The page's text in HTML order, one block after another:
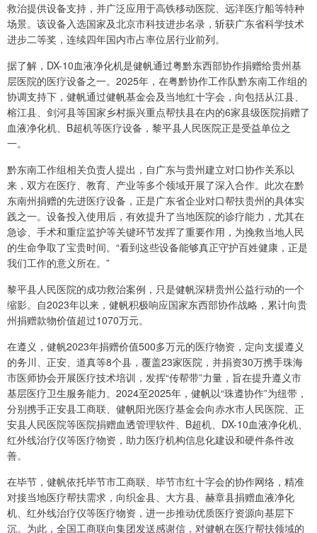
救治提供设备支持，并广泛应用于高铁移动医院、远洋医疗船等特种
场景。该设备入选国家及北京市科技进步名录，斩获广东省科学技术
进步二等奖，连续四年国内市占率位居行业前列。
据了解，DX-10血液净化机是健帆通过粤黔东西部协作捐赠给贵州基
层医院的医疗设备之一。2025年，在粤黔协作工作队黔东南工作组的
协调支持下，健帆通过健帆基金会及当地红十字会，向包括从江县、
榕江县、剑河县等国家乡村振兴重点帮扶县在内的6家县级医院捐赠了
血液净化机、B超机等医疗设备，黎平县人民医院正是受益单位之
一。
黔东南工作组相关负责人提出，自广东与贵州建立对口协作关系以
来，双方在医疗、教育、产业等多个领域开展了深入合作。此次在黔
东南州捐赠的先进医疗设备，正是广东省企业对口帮扶贵州的具体实
践之一。设备投入使用后，有效提升了当地医院的诊疗能力，尤其在
急诊、手术和重症监护等关键环节发挥了重要作用，为挽救当地人民
的生命争取了宝贵时间。“看到这些设备能够真正守护百姓健康，正是
我们工作的意义所在。”
黎平县人民医院的成功救治案例，只是健帆深耕贵州公益行动的一个
缩影。自2023年以来，健帆积极响应国家东西部协作战略，累计向贵
州捐赠款物价值超过1070万元。
在遵义，健帆2023年捐赠价值500多万元的医疗物资，定向支援遵义
的务川、正安、道真等8个县，覆盖23家医院，并捐资30万携手珠海
市医师协会开展医疗技术培训，发挥“传帮带”力量，旨在提升遵义市
基层医疗卫生服务能力。2024至2025年，健帆以“珠遵协作”为纽带，
分别携手正安县工商联、健帆阳光医疗基金会向赤水市人民医院、正
安县人民医院等医院捐赠血透管理软件、B超机、DX-10血液净化机、
红外线治疗仪等医疗物资，助力医疗机构信息化建设和硬件条件改
善。
在毕节，健帆依托毕节市工商联、毕节市红十字会的协作网络，精准
对接当地医疗帮扶需求，向织金县、大方县、赫章县捐赠血液净化
机、红外线治疗仪等医疗物资，进一步推动优质医疗资源向基层下
沉。为此，全国工商联向集团发送感谢信，对健帆在医疗帮扶领域的